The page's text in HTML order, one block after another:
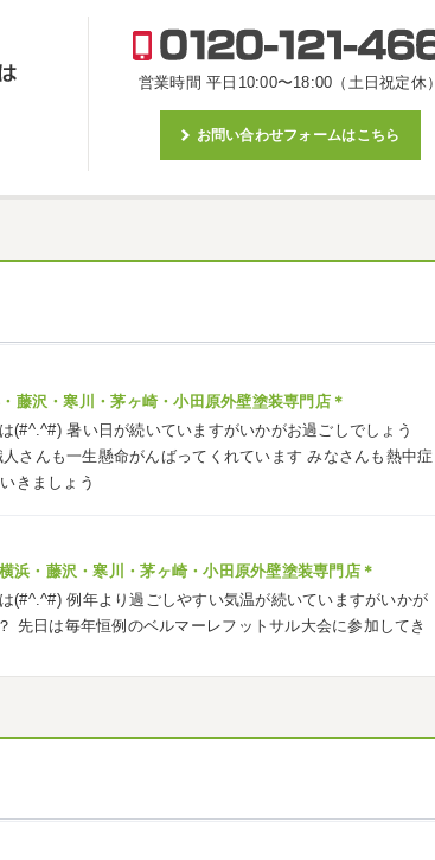
営業時間 平日10:00〜18:00（土日祝定休）
お問い合わせフォームはこちら
・藤沢・寒川・茅ヶ崎・小田原外壁塗装専門店＊
(#^.^#)暑い日が続いていますがいかがお過ごしでしょう
さんも一生懸命がんばってくれています みなさんも熱中症
きましょう
横浜・藤沢・寒川・茅ヶ崎・小田原外壁塗装専門店＊
(#^.^#)例年より過ごしやすい気温が続いていますがいかが
先日は毎年恒例のベルマーレフットサル大会に参加してき
浜・藤沢・寒川・茅ヶ崎・小田原外壁塗装専門店＊
今シーズンもよろしくお願いいたします